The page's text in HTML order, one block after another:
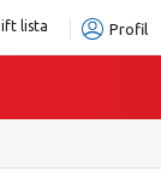
lista Profil